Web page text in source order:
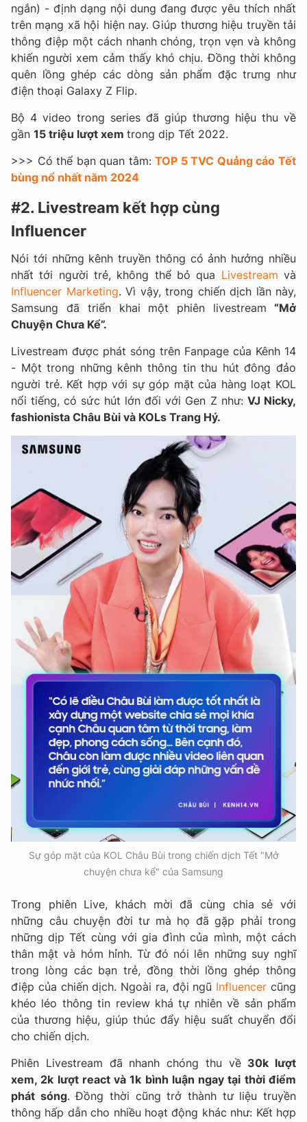
ngắn) - định dạng nội dung đang được yêu thích nhất
trên mạng xã hội hiện nay. Giúp thương hiệu truyền tải
thông điệp một cách nhanh chóng, trọn vẹn và không
khiến người xem cảm thấy khó chịu. Đồng thời không
quên lồng ghép các dòng sản phẩm đặc trưng như
điện thoại Galaxy Z Flip.
Bộ 4 video trong series đã giúp thương hiệu thu về
gần 15 triệu lượt xem trong dịp Tết 2022.
>>> Có thể bạn quan tâm:TOP 5 TVC Quảng cáo Tết
bùng nổ nhất năm 2024
#2. Livestream kết hợp cùng
Influencer
Nói tới những kênh truyền thông có ảnh hưởng nhiều
nhất tới người trẻ, không thể bỏ qua Livestream và
Influencer Marketing. Vì vậy, trong chiến dịch lần này,
Samsung đã triển khai một phiên livestream “Mở
Chuyện Chưa Kể”.
Livestream được phát sóng trên Fanpage của Kênh 14
- Một trong những kênh thông tin thu hút đông đảo
người trẻ. Kết hợp với sự góp mặt của hàng loạt KOL
nổi tiếng, có sức hút lớn đối với Gen Z như: VJ Nicky,
fashionista Châu Bùi và KOLs Trang Hý.
Sự góp mặt của KOL Châu Bùi trong chiến dịch Tết "Mở
chuyện chưa kể" của Samsung
Trong phiên Live, khách mời đã cùng chia sẻ với
những câu chuyện đời tư mà họ đã gặp phải trong
những dịp Tết cùng với gia đình của mình, một cách
thân mật và hóm hỉnh. Từ đó nói lên những suy nghĩ
trong lòng các bạn trẻ, đồng thời lồng ghép thông
điệp của chiến dịch. Ngoài ra, đội ngũ Influencer cũng
khéo léo thông tin review khá tự nhiên về sản phẩm
của thương hiệu, giúp thúc đẩy hiệu suất chuyển đổi
cho chiến dịch.
Phiên Livestream đã nhanh chóng thu về 30k lượt
xem, 2k lượt react và 1k bình luận ngay tại thời điểm
phát sóng. Đồng thời cũng trở thành tư liệu truyền
thông hấp dẫn cho nhiều hoạt động khác như: Kết hợp